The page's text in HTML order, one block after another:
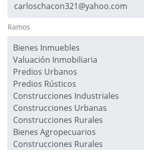
Ramos
Bienes Inmuebles
Valuación Inmobiliaria
Predios Urbanos
Predios Rústicos
Construcciones Industriales
Construcciones Urbanas
Construcciones Rurales
Bienes Agropecuarios
Construcciones Rurales